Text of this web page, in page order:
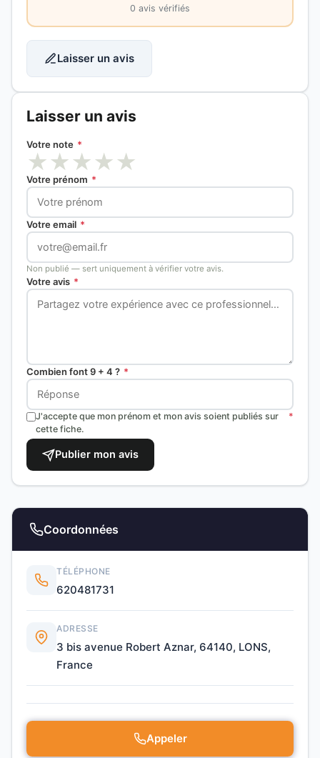
0 avis vérifiés
Laisser un avis
Laisser un avis
Votre note *
★★★★★
Votre prénom *
Votre email *
Non publié — sert uniquement à vérifier votre avis.
Votre avis *
Combien font 9 + 4 ? *
J'accepte que mon prénom et mon avis soient publiés sur
cette fiche.
*
Publier mon avis
Coordonnées
TÉLÉPHONE
620481731
ADRESSE
3 bis avenue Robert Aznar, 64140, LONS,
France
Appeler